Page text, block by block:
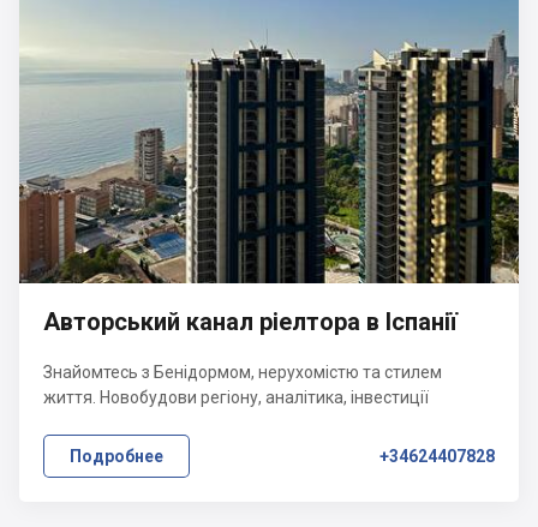
Авторський канал ріелтора в Іспанії
Знайомтесь з Бенідормом, нерухомістю та стилем
життя. Новобудови регіону, аналітика, інвестиції
Подробнее +34624407828